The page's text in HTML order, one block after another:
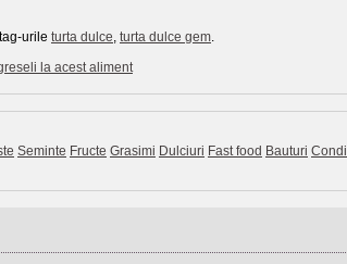
urile turta dulce, turta dulce gem.
la acest aliment
Seminte Fructe Grasimi Dulciuri Fast food Bauturi